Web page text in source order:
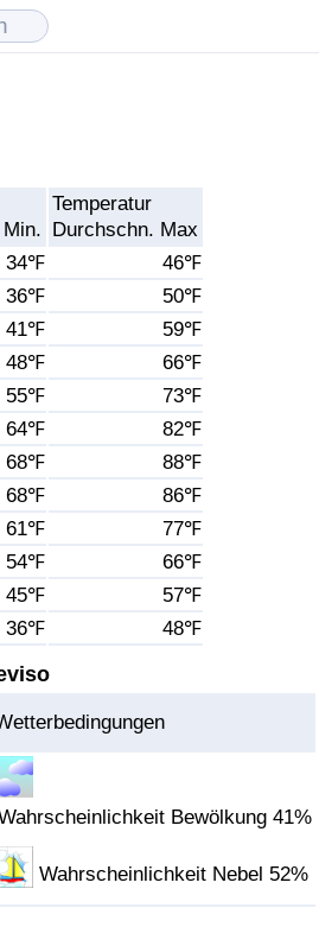
Temperatur
Durchschn. Max
34℉
46℉
36℉
50℉
41℉
59℉
48℉
66℉
55℉
73℉
64℉
82℉
68℉
88℉
68℉
86℉
61℉
77℉
54℉
66℉
45℉
57℉
36℉ 48℉
Bewölkung 41%
Wahrscheinlichkeit Nebel 52%
Index (aktuell)
Index
Index nach Land
(aktuell)
Land
Land
Land
Index (aktuell)
Index nach Land
Index (aktuell)